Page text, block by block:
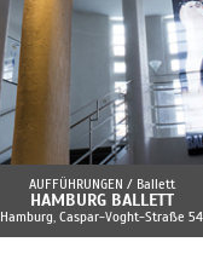
AUFFÜHRUNGEN / Ballett
HAMBURG BALLETT
Hamburg, Caspar-Voght-Straße 54